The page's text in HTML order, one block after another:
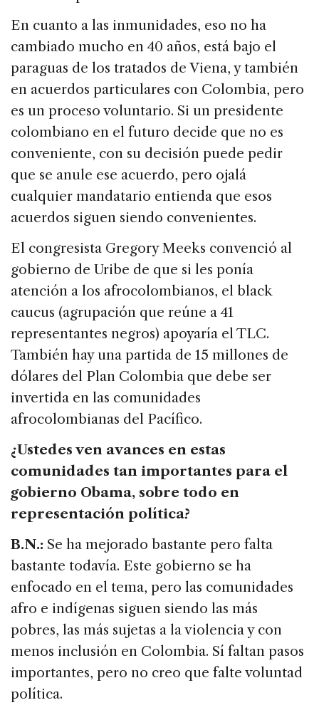
En cuanto a las inmunidades, eso no ha
cambiado mucho en 40 años, está bajo el
paraguas de los tratados de Viena, y también
en acuerdos particulares con Colombia, pero
es un proceso voluntario. Si un presidente
colombiano en el futuro decide que no es
conveniente, con su decisión puede pedir
que se anule ese acuerdo, pero ojalá
cualquier mandatario entienda que esos
acuerdos siguen siendo convenientes.
El congresista Gregory Meeks convenció al
gobierno de Uribe de que si les ponía
atención a los afrocolombianos, el black
caucus (agrupación que reúne a 41
representantes negros) apoyaría el TLC.
También hay una partida de 15 millones de
dólares del Plan Colombia que debe ser
invertida en las comunidades
afrocolombianas del Pacífico.
¿Ustedes ven avances en estas
comunidades tan importantes para el
gobierno Obama, sobre todo en
representación política?
B.N.: Se ha mejorado bastante pero falta
bastante todavía. Este gobierno se ha
enfocado en el tema, pero las comunidades
afro e indígenas siguen siendo las más
pobres, las más sujetas a la violencia y con
menos inclusión en Colombia. Sí faltan pasos
importantes, pero no creo que falte voluntad
política.